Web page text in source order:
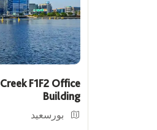
F1F2 Office
Building
بورسعيد